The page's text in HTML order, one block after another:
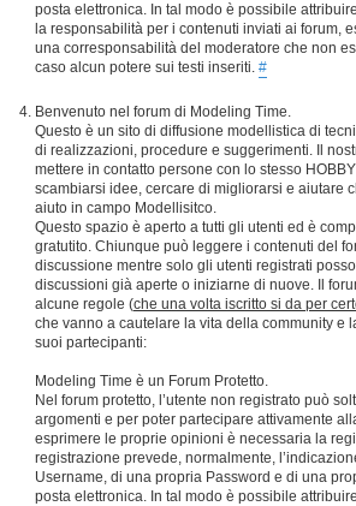
posta elettronica. In tal modo è possibile
la responsabilità per i contenuti inviati ai forum,
una corresponsabilità del moderatore che non
caso alcun potere sui testi inseriti. #
Benvenuto nel forum di Modeling Time.
Questo è un sito di diffusione modellistica di
di realizzazioni, procedure e suggerimenti. Il
mettere in contatto persone con lo stesso
scambiarsi idee, cercare di migliorarsi e aiutare
aiuto in campo Modellisitco.
Questo spazio è aperto a tutti gli utenti ed è
gratutito. Chiunque può leggere i contenuti del
discussione mentre solo gli utenti registrati
discussioni già aperte o iniziarne di nuove. Il
alcune regole (che una volta iscritto si da per
che vanno a cautelare la vita della community e
suoi partecipanti:
Modeling Time è un Forum Protetto.
Nel forum protetto, l’utente non registrato può
argomenti e per poter partecipare attivamente
esprimere le proprie opinioni è necessaria la
registrazione prevede, normalmente,
Username, di una propria Password e di una
posta elettronica. In tal modo è possibile